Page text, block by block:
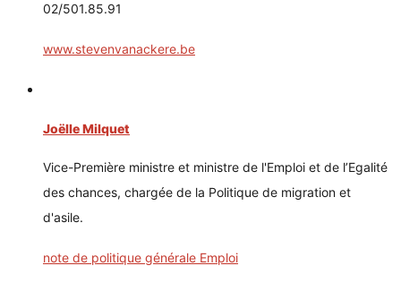
02/501.85.91
www.stevenvanackere.be
Joëlle Milquet
Vice-Première ministre et ministre de l'Emploi et de l’Egalité
des chances, chargée de la Politique de migration et
d'asile.
note de politique générale Emploi